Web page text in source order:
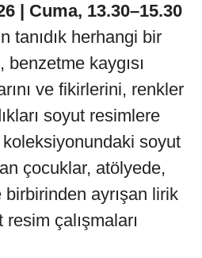
| Cuma, 13.30–15.30
tanıdık herhangi bir
kaygısı
ve fikirlerini, renkler
soyut resimlere
koleksiyonundaki soyut
çocuklar, atölyede,
ayrışan lirik
çalışmaları